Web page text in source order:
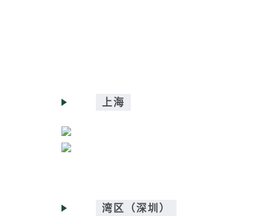
上海
湾区（深圳）